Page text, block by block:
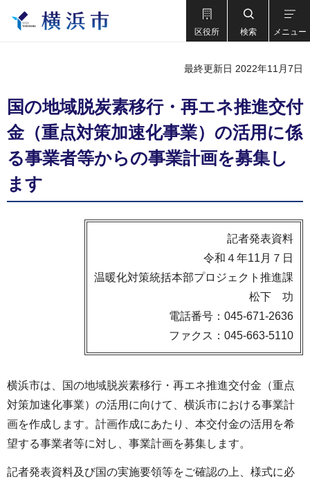
区役所 検索 メニュー
最終更新日 2022年11月7日
国の地域脱炭素移行・再エネ推進交付
金（重点対策加速化事業）の活用に係
る事業者等からの事業計画を募集し
ます
記者発表資料
令和４年11月７日
温暖化対策統括本部プロジェクト推進課
松下 功
電話番号：045-671-2636
ファクス：045-663-5110
横浜市は、国の地域脱炭素移行・再エネ推進交付金（重点
対策加速化事業）の活用に向けて、横浜市における事業計
画を作成します。計画作成にあたり、本交付金の活用を希
望する事業者等に対し、事業計画を募集します。
記者発表資料及び国の実施要領等をご確認の上、様式に必